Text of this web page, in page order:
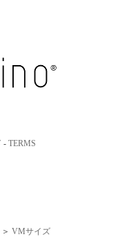
- TERMS
＞ VMサイズ